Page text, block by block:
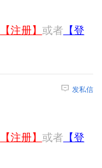
【注册】 或者 【登
发私信
【注册】 或者 【登